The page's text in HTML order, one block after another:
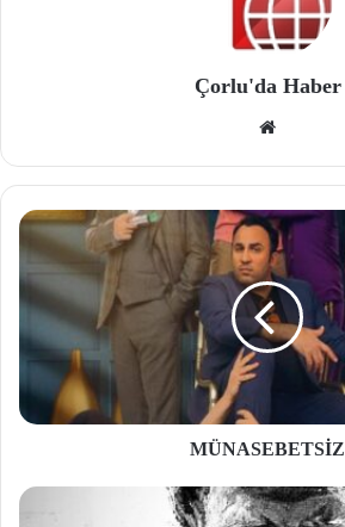
Çorlu'da Haber
site
si
MÜNASEBETSİZ